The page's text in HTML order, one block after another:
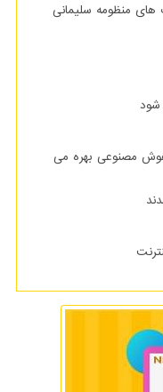
پرتاب های منظومه سلیمانی
مصنوعی بهره می